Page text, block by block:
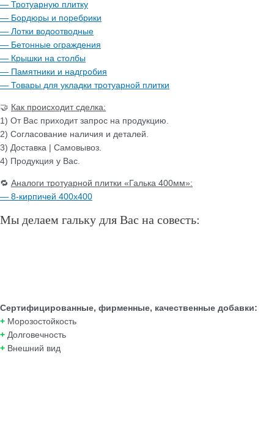
— Тротуарную плитку
— Бордюры и поребрики
— Лотки водоотводные
— Бетонные ограждения
— Крышки на столбы
— Памятники и надгробия
— Товары для укладки тротуарной плитки
🤝 Как происходит сделка:
1) От Вас приходит запрос на продукцию.
2) Согласование наличия и деталей.
3) Доставка | Самовывоз.
4) Продукция у Вас.
🔁 Аналоги тротуарной плитки «Галька 400мм»:
— 8-кирпичей 400х400
Мы делаем гальку для Вас на совесть:
Сертифицированные, фирменные, качественные добавки:
+ Морозостойкость
+ Долговечность
+ Внешний вид